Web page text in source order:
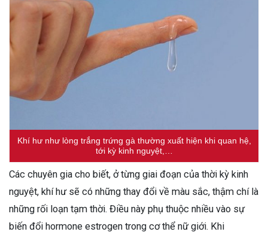
Khí hư như lòng trắng trứng gà thường xuất hiện khi quan hệ,
tới kỳ kinh nguyệt,…
Các chuyên gia cho biết, ở từng giai đoạn của thời kỳ kinh
nguyệt, khí hư sẽ có những thay đổi về màu sắc, thậm chí là
những rối loạn tạm thời. Điều này phụ thuộc nhiều vào sự
biến đổi hormone estrogen trong cơ thể nữ giới. Khi